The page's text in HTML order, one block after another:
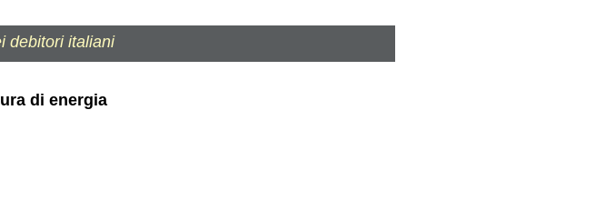
debitori italiani
di energia